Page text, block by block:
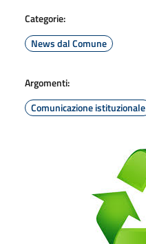
Categorie:
News dal Comune
Argomenti:
Comunicazione istituzionale